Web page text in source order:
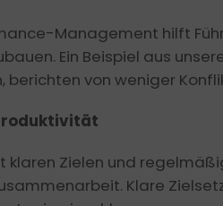
Management hilft
Ein Beispiel aus
berichten von weniger
klaren Zielen und
Klare